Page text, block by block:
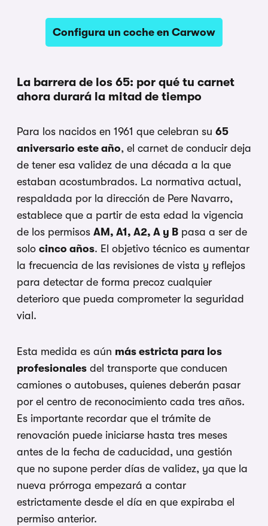
Configura un coche en Carwow
La barrera de los 65: por qué tu carnet
ahora durará la mitad de tiempo
Para los nacidos en 1961 que celebran su 65
aniversario este año, el carnet de conducir deja
de tener esa validez de una década a la que
estaban acostumbrados. La normativa actual,
respaldada por la dirección de Pere Navarro,
establece que a partir de esta edad la vigencia
de los permisos AM, A1, A2, A y B pasa a ser de
solo cinco años. El objetivo técnico es aumentar
la frecuencia de las revisiones de vista y reflejos
para detectar de forma precoz cualquier
deterioro que pueda comprometer la seguridad
vial.
Esta medida es aún más estricta para los
profesionales del transporte que conducen
camiones o autobuses, quienes deberán pasar
por el centro de reconocimiento cada tres años.
Es importante recordar que el trámite de
renovación puede iniciarse hasta tres meses
antes de la fecha de caducidad, una gestión
que no supone perder días de validez, ya que la
nueva prórroga empezará a contar
estrictamente desde el día en que expiraba el
permiso anterior.